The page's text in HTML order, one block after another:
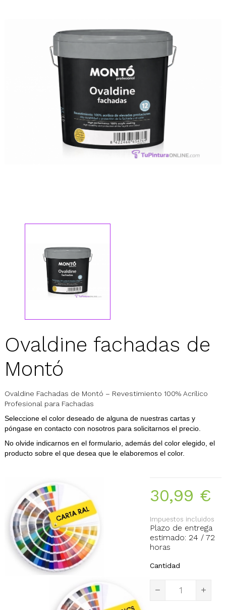
Ovaldine fachadas de
Montó
Ovaldine Fachadas de Montó – Revestimiento 100% Acrílico
Profesional para Fachadas
Seleccione el color deseado de alguna de nuestras cartas y
póngase en contacto con nosotros para solicitarnos el precio.
No olvide indicarnos en el formulario, además del color elegido, el
producto sobre el que desea que le elaboremos el color.
30,99 €
Impuestos incluidos
Plazo de entrega
estimado: 24 / 72
horas
Cantidad